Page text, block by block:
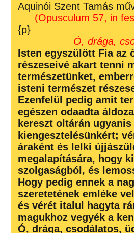
Aquinói Szent Tamás
(Opusculum 57, in
{p}
Ó, drága,
Isten egyszülött Fia az
részeseivé akart tenni
természetünket,
isteni természet
Ezenfelül pedig amit
egészen odaadta
kereszt oltárán
kiengesztelésünkért;
áraként és lelki
megalapítására, hogy
szolgaságból, és
Hogy pedig ennek a
szeretetének emléke
és vérét italul hagyta
magukhoz vegyék a
Ó, drága, csodálatos,